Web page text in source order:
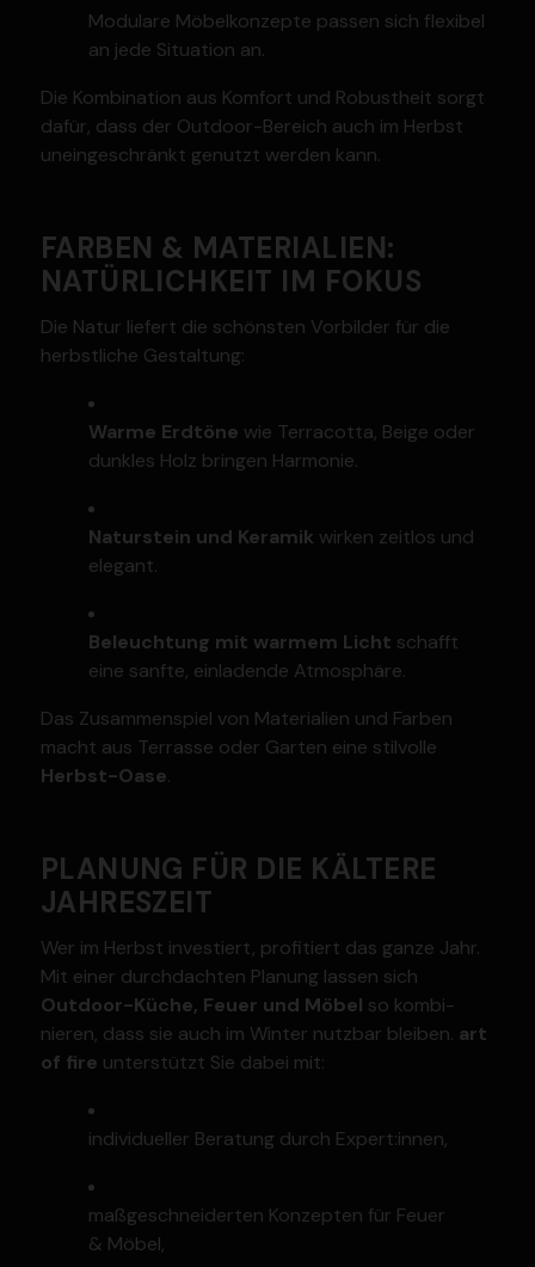
Modulare Möbel­kon­zepte passen sich flexibel
an jede Situation an.
Die Kombi­nation aus Komfort und Robustheit sorgt
dafür, dass der Outdoor-Bereich auch im Herbst
unein­ge­schränkt genutzt werden kann.
FARBEN & MATERIALIEN:
NATÜR­LICHKEIT IM FOKUS
Die Natur liefert die schönsten Vorbilder für die
herbst­liche Gestaltung:
Warme Erdtöne wie Terra­cotta, Beige oder
dunkles Holz bringen Harmonie.
Natur­stein und Keramik wirken zeitlos und
elegant.
Beleuchtung mit warmem Licht schafft
eine sanfte, einla­dende Atmosphäre.
Das Zusam­men­spiel von Materialien und Farben
macht aus Terrasse oder Garten eine stilvolle
Herbst-Oase.
PLANUNG FÜR DIE KÄLTERE
JAHRESZEIT
Wer im Herbst inves­tiert, profi­tiert das ganze Jahr.
Mit einer durch­dachten Planung lassen sich
Outdoor-Küche, Feuer und Möbel so kombi­
nieren, dass sie auch im Winter nutzbar bleiben. art
of fire unter­stützt Sie dabei mit:
indivi­du­eller Beratung durch Expert:innen,
maßge­schnei­derten Konzepten für Feuer
& Möbel,